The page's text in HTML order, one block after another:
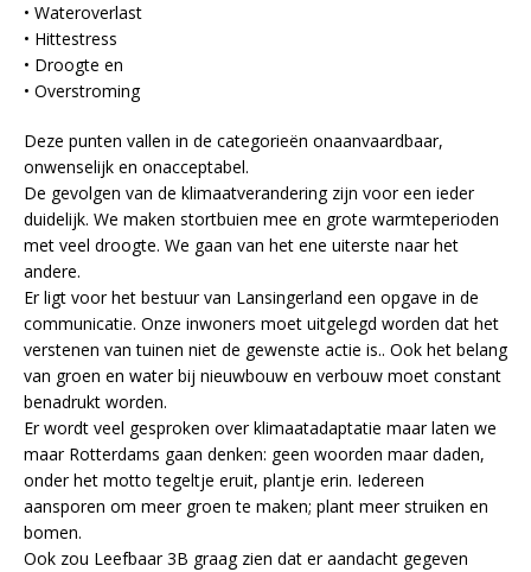
• Wateroverlast
• Hittestress
• Droogte en
• Overstroming
Deze punten vallen in de categorieën onaanvaardbaar,
onwenselijk en onacceptabel.
De gevolgen van de klimaatverandering zijn voor een ieder
duidelijk. We maken stortbuien mee en grote warmteperioden
met veel droogte. We gaan van het ene uiterste naar het
andere.
Er ligt voor het bestuur van Lansingerland een opgave in de
communicatie. Onze inwoners moet uitgelegd worden dat het
verstenen van tuinen niet de gewenste actie is.. Ook het belang
van groen en water bij nieuwbouw en verbouw moet constant
benadrukt worden.
Er wordt veel gesproken over klimaatadaptatie maar laten we
maar Rotterdams gaan denken: geen woorden maar daden,
onder het motto tegeltje eruit, plantje erin. Iedereen
aansporen om meer groen te maken; plant meer struiken en
bomen.
Ook zou Leefbaar 3B graag zien dat er aandacht gegeven